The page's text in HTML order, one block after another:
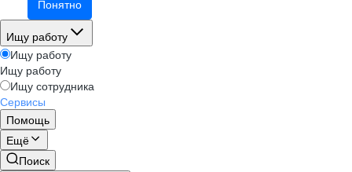
Понятно
Ищу работу
Ищу работу
Ищу работу
Ищу сотрудника
Сервисы
Помощь
Ещё
Поиск